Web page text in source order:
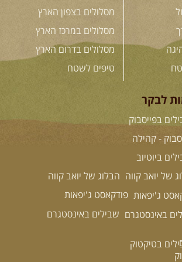
מסלולים בצפון הארץ
מסלולים במרכז הארץ
מסלולים בדרום הארץ
טיפים לשטח
לבקר
בפייסבוק
- קהילה
ביוטיוב
הבלוג של יואב קווה
פודקאסט ג'יפאות
שבילים באינסטגרם
בטיקטוק